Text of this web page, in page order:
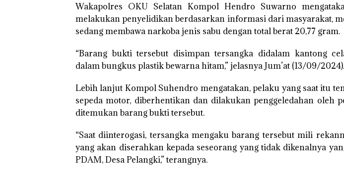
Wakapolres OKU Selatan Kompol Hendro Suwarno
melakukan penyelidikan berdasarkan informasi dari masyarakat,
sedang membawa narkoba jenis sabu dengan total berat 20,77 gram.
“Barang bukti tersebut disimpan tersangka didalam kantong
dalam bungkus plastik bewarna hitam,” jelasnya Jum’at (13/09/2024).
Lebih lanjut Kompol Suhendro mengatakan, pelaku yang saat itu
sepeda motor, diberhentikan dan dilakukan penggeledahan oleh
ditemukan barang bukti tersebut.
“Saat diinterogasi, tersangka mengaku barang tersebut mili
yang akan diserahkan kepada seseorang yang tidak dikenalnya
PDAM, Desa Pelangki,” terangnya.